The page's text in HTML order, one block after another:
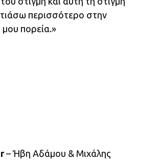
περισσότερο στην
μου πορεία.»
– Ήβη Αδάμου & Μιχάλης